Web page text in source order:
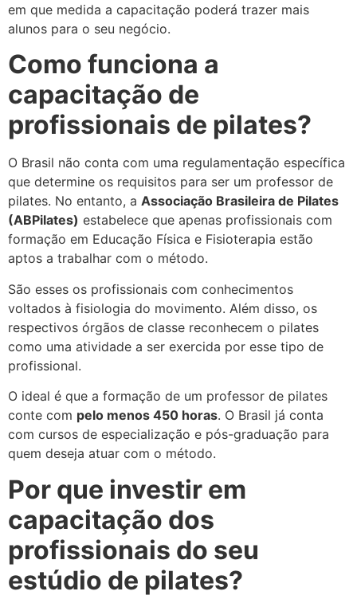
em que medida a capacitação poderá trazer mais
alunos para o seu negócio.
Como funciona a
capacitação de
profissionais de pilates?
O Brasil não conta com uma regulamentação específica
que determine os requisitos para ser um professor de
pilates. No entanto, a Associação Brasileira de Pilates
(ABPilates) estabelece que apenas profissionais com
formação em Educação Física e Fisioterapia estão
aptos a trabalhar com o método.
São esses os profissionais com conhecimentos
voltados à fisiologia do movimento. Além disso, os
respectivos órgãos de classe reconhecem o pilates
como uma atividade a ser exercida por esse tipo de
profissional.
O ideal é que a formação de um professor de pilates
conte com pelo menos 450 horas. O Brasil já conta
com cursos de especialização e pós-graduação para
quem deseja atuar com o método.
Por que investir em
capacitação dos
profissionais do seu
estúdio de pilates?